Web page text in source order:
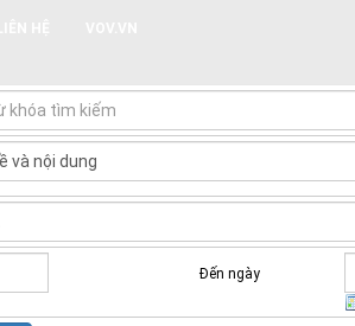
Đến ngày